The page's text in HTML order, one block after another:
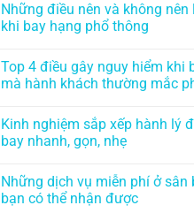
Những điều nên và không nên
khi bay hạng phổ thông
Top 4 điều gây nguy hiểm khi
mà hành khách thường mắc
Kinh nghiệm sắp xếp hành lý
bay nhanh, gọn, nhẹ
Những dịch vụ miễn phí ở sân
bạn có thể nhận được